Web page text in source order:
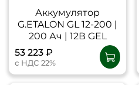
Аккумулятор
G.ETALON GL 12-200 |
200 Ач | 12В GEL
53 223 ₽
с НДС 22%